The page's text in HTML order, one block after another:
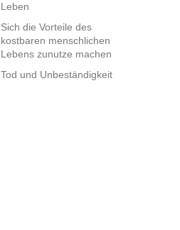
Leben
Sich die Vorteile des
kostbaren menschlichen
Lebens zunutze machen
Tod und Unbeständigkeit